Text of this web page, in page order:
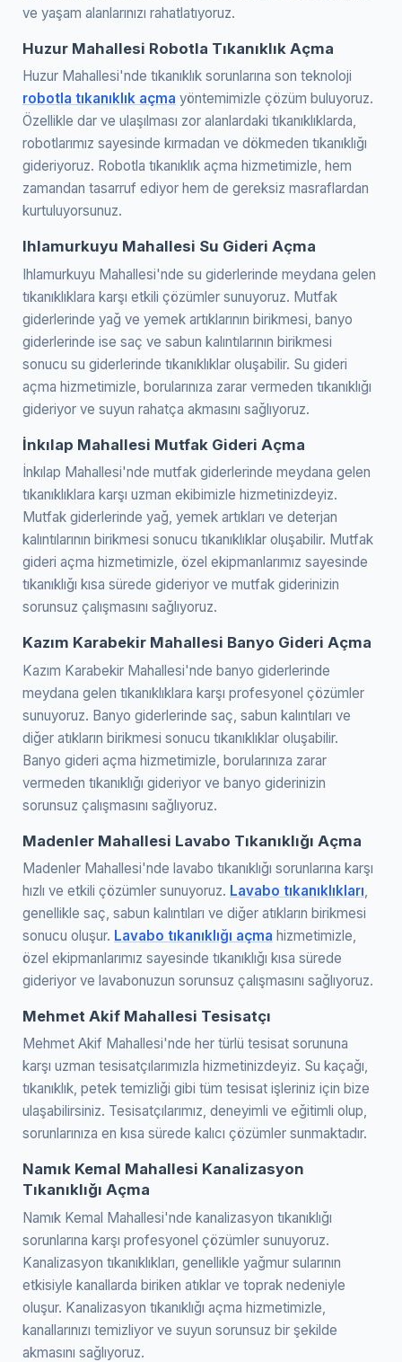
ve yaşam alanlarınızı rahatlatıyoruz.
Huzur Mahallesi Robotla Tıkanıklık Açma
Huzur Mahallesi'nde tıkanıklık sorunlarına son teknoloji
robotla tıkanıklık açma yöntemimizle çözüm buluyoruz.
Özellikle dar ve ulaşılması zor alanlardaki tıkanıklıklarda,
robotlarımız sayesinde kırmadan ve dökmeden tıkanıklığı
gideriyoruz. Robotla tıkanıklık açma hizmetimizle, hem
zamandan tasarruf ediyor hem de gereksiz masraflardan
kurtuluyorsunuz.
Ihlamurkuyu Mahallesi Su Gideri Açma
Ihlamurkuyu Mahallesi'nde su giderlerinde meydana gelen
tıkanıklıklara karşı etkili çözümler sunuyoruz. Mutfak
giderlerinde yağ ve yemek artıklarının birikmesi, banyo
giderlerinde ise saç ve sabun kalıntılarının birikmesi
sonucu su giderlerinde tıkanıklıklar oluşabilir. Su gideri
açma hizmetimizle, borularınıza zarar vermeden tıkanıklığı
gideriyor ve suyun rahatça akmasını sağlıyoruz.
İnkılap Mahallesi Mutfak Gideri Açma
İnkılap Mahallesi'nde mutfak giderlerinde meydana gelen
tıkanıklıklara karşı uzman ekibimizle hizmetinizdeyiz.
Mutfak giderlerinde yağ, yemek artıkları ve deterjan
kalıntılarının birikmesi sonucu tıkanıklıklar oluşabilir. Mutfak
gideri açma hizmetimizle, özel ekipmanlarımız sayesinde
tıkanıklığı kısa sürede gideriyor ve mutfak giderinizin
sorunsuz çalışmasını sağlıyoruz.
Kazım Karabekir Mahallesi Banyo Gideri Açma
Kazım Karabekir Mahallesi'nde banyo giderlerinde
meydana gelen tıkanıklıklara karşı profesyonel çözümler
sunuyoruz. Banyo giderlerinde saç, sabun kalıntıları ve
diğer atıkların birikmesi sonucu tıkanıklıklar oluşabilir.
Banyo gideri açma hizmetimizle, borularınıza zarar
vermeden tıkanıklığı gideriyor ve banyo giderinizin
sorunsuz çalışmasını sağlıyoruz.
Madenler Mahallesi Lavabo Tıkanıklığı Açma
Madenler Mahallesi'nde lavabo tıkanıklığı sorunlarına karşı
hızlı ve etkili çözümler sunuyoruz. Lavabo tıkanıklıkları,
genellikle saç, sabun kalıntıları ve diğer atıkların birikmesi
sonucu oluşur. Lavabo tıkanıklığı açma hizmetimizle,
özel ekipmanlarımız sayesinde tıkanıklığı kısa sürede
gideriyor ve lavabonuzun sorunsuz çalışmasını sağlıyoruz.
Mehmet Akif Mahallesi Tesisatçı
Mehmet Akif Mahallesi'nde her türlü tesisat sorununa
karşı uzman tesisatçılarımızla hizmetinizdeyiz. Su kaçağı,
tıkanıklık, petek temizliği gibi tüm tesisat işleriniz için bize
ulaşabilirsiniz. Tesisatçılarımız, deneyimli ve eğitimli olup,
sorunlarınıza en kısa sürede kalıcı çözümler sunmaktadır.
Namık Kemal Mahallesi Kanalizasyon
Tıkanıklığı Açma
Namık Kemal Mahallesi'nde kanalizasyon tıkanıklığı
sorunlarına karşı profesyonel çözümler sunuyoruz.
Kanalizasyon tıkanıklıkları, genellikle yağmur sularının
etkisiyle kanallarda biriken atıklar ve toprak nedeniyle
oluşur. Kanalizasyon tıkanıklığı açma hizmetimizle,
kanallarınızı temizliyor ve suyun sorunsuz bir şekilde
akmasını sağlıyoruz.